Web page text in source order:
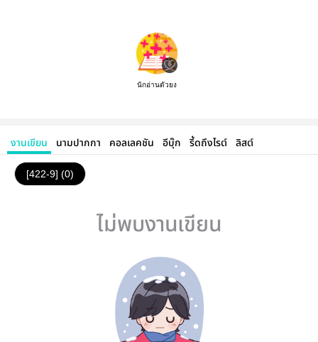
นักอ่านตัวยง
งานเขียน นามปากกา คอลเลคชัน อีบุ๊ก รี้ดถึงไรต์ ลิสต์
[422-9] (0)
ไม่พบงานเขียน